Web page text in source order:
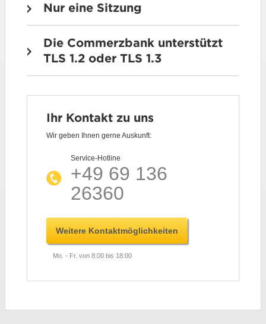
Nur eine Sitzung
Die Commerzbank unterstützt
TLS 1.2 oder TLS 1.3
Ihr Kontakt zu uns
Wir geben Ihnen gerne Auskunft:
Service-Hotline
+49 69 136
26360
Weitere Kontaktmöglichkeiten
Mo. - Fr. von 8:00 bis 18:00